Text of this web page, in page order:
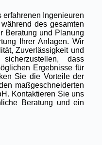
erfahrenen Ingenieuren
des gesamten
Beratung und Planung
Ihrer Anlagen. Wir
Zuverlässigkeit und
dass
Ergebnisse für
Sie die Vorteile der
maßgeschneiderten
Kontaktieren Sie uns
Beratung und ein